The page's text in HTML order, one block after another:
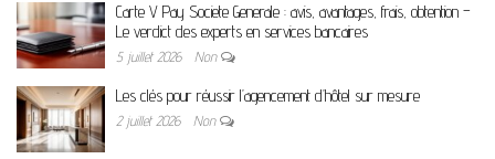
Carte V Pay Societe Generale : avis, avantages, frais, obtention –
Le verdict des experts en services bancaires
5 juillet 2026 Non
Les clés pour réussir l’agencement d’hôtel sur mesure
2 juillet 2026 Non